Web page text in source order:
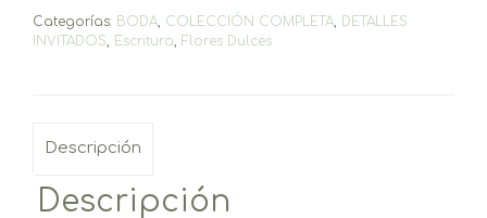
Categorías: BODA COLECCIÓN COMPLETA
DETALLES
INVITADOS
Escritura Flores Dulces
Descripción
Descripción